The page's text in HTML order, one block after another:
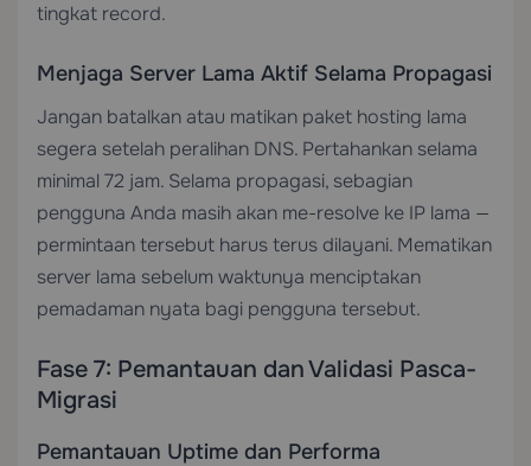
tingkat record.
Menjaga Server Lama Aktif Selama Propagasi
Jangan batalkan atau matikan paket hosting lama
segera setelah peralihan DNS. Pertahankan selama
minimal 72 jam. Selama propagasi, sebagian
pengguna Anda masih akan me-resolve ke IP lama —
permintaan tersebut harus terus dilayani. Mematikan
server lama sebelum waktunya menciptakan
pemadaman nyata bagi pengguna tersebut.
Fase 7: Pemantauan dan Validasi Pasca-
Migrasi
Pemantauan Uptime dan Performa